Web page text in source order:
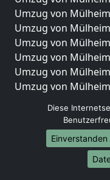
Umzug von
Umzug von
Umzug von
Umzug von
Umzug von
Umzug von
Umzug von
Umzüge-
Umzug von
Diese
Einverstanden